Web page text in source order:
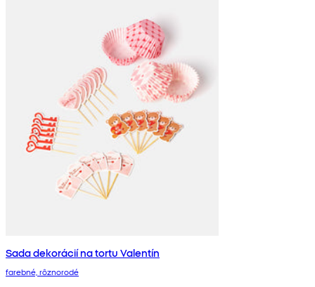
Sada dekorácií na tortu Valentín
farebné, rôznorodé